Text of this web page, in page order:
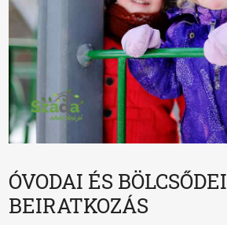
ÓVODAI ÉS BÖLCSŐDEI
BEIRATKOZÁS